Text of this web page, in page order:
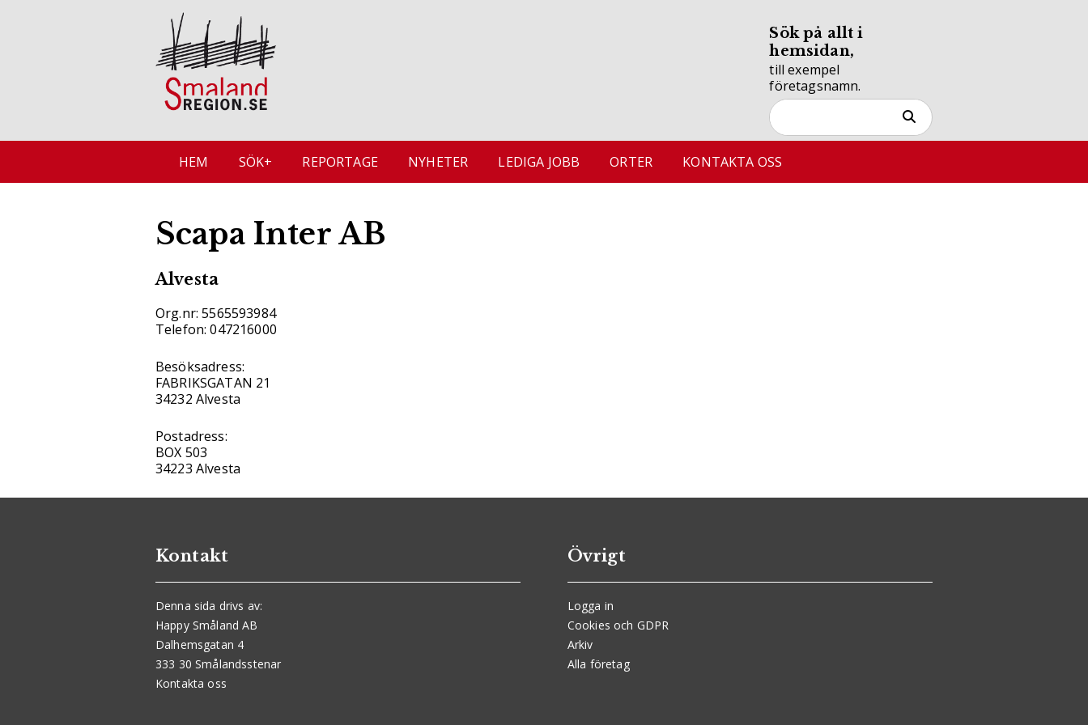
Sök på allt i
hemsidan,
till exempel
företagsnamn.
HEM SÖK+ REPORTAGE NYHETER LEDIGA JOBB ORTER KONTAKTA OSS
Scapa Inter AB
Alvesta
Org.nr: 5565593984
Telefon: 047216000
Besöksadress:
FABRIKSGATAN 21
34232 Alvesta
Postadress:
BOX 503
34223 Alvesta
Kontakt
Denna sida drivs av:
Happy Småland AB
Dalhemsgatan 4
333 30 Smålandsstenar
Kontakta oss
Övrigt
Logga in
Cookies och GDPR
Arkiv
Alla företag